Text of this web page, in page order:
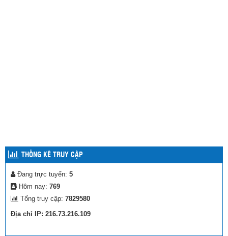
THỐNG KÊ TRUY CẬP
Đang trực tuyến: 5
Hôm nay: 769
Tổng truy cập: 7829580
Địa chỉ IP: 216.73.216.109